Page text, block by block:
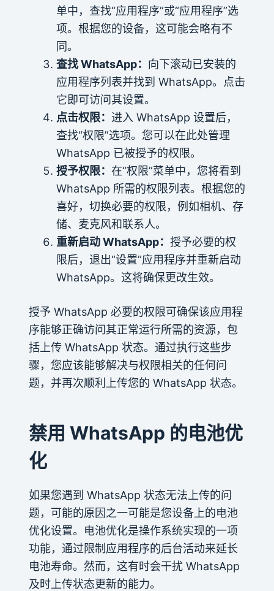
单中，查找“应用程序”或“应用程序”选
项。根据您的设备，这可能会略有不
同。
查找 WhatsApp： 向下滚动已安装的
应用程序列表并找到 WhatsApp。点击
它即可访问其设置。
点击权限： 进入 WhatsApp 设置后，
查找“权限”选项。您可以在此处管理
WhatsApp 已被授予的权限。
授予权限： 在“权限”菜单中，您将看到
WhatsApp 所需的权限列表。根据您的
喜好，切换必要的权限，例如相机、存
储、麦克风和联系人。
重新启动 WhatsApp： 授予必要的权
限后，退出“设置”应用程序并重新启动
WhatsApp。这将确保更改生效。
授予 WhatsApp 必要的权限可确保该应用程
序能够正确访问其正常运行所需的资源，包
括上传 WhatsApp 状态。通过执行这些步
骤，您应该能够解决与权限相关的任何问
题，并再次顺利上传您的 WhatsApp 状态。
禁用 WhatsApp 的电池优
化
如果您遇到 WhatsApp 状态无法上传的问
题，可能的原因之一可能是您设备上的电池
优化设置。电池优化是操作系统实现的一项
功能，通过限制应用程序的后台活动来延长
电池寿命。然而，这有时会干扰 WhatsApp
及时上传状态更新的能力。